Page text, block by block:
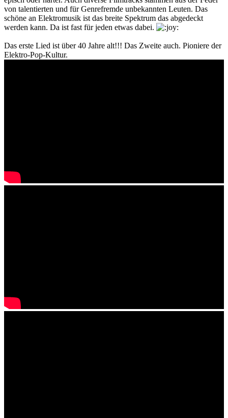
von talentierten und für Genrefremde unbekannten Leuten. Das
schöne an Elektromusik ist das breite Spektrum das abgedeckt
werden kann. Da ist fast für jeden etwas dabei.
Das erste Lied ist über 40 Jahre alt!!! Das Zweite auch. Pioniere der
Elektro-Pop-Kultur.